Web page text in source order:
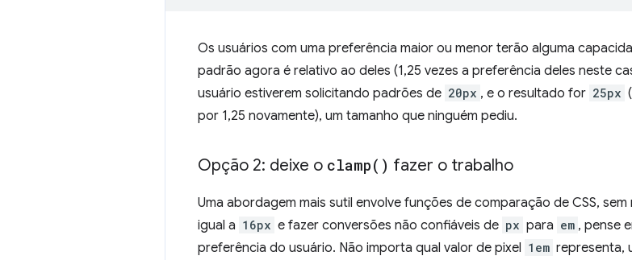
Os usuários com uma preferência maior ou menor terão alguma
padrão agora é relativo ao deles (1,25 vezes a preferência deles neste
usuário estiverem solicitando padrões de 20px , e o resultado for 25px
por 1,25 novamente), um tamanho que ninguém pediu.
Opção 2: deixe o clamp( ) fazer o trabalho
Uma abordagem mais sutil envolve funções de comparação de CSS,
igual a 16px e fazer conversões não confiáveis de px para em , pense
preferência do usuário. Não importa qual valor de pixel 1em representa,